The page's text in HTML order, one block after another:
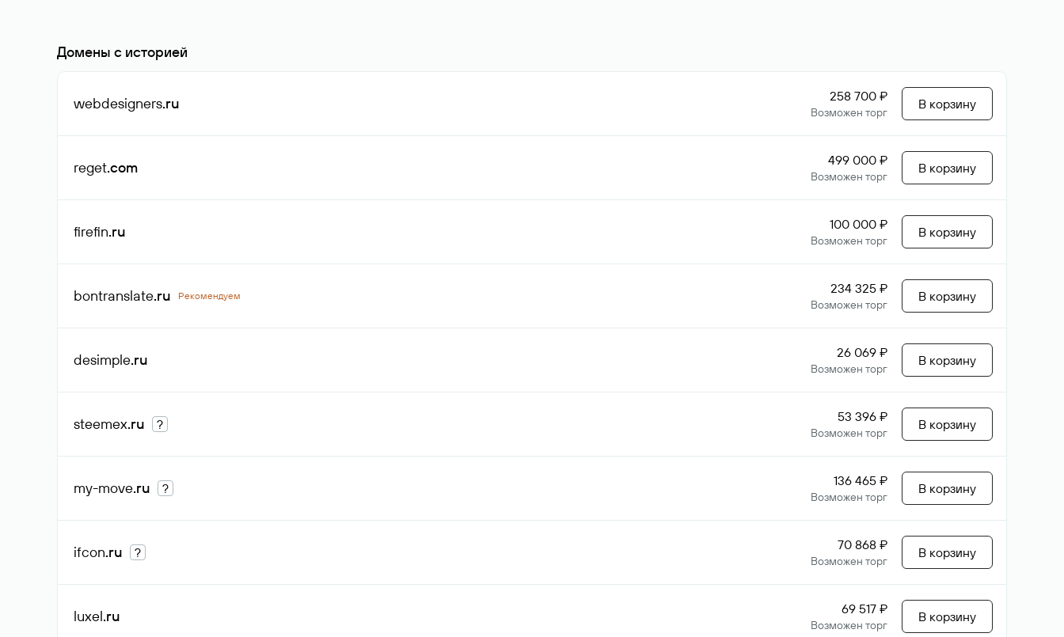
Домены с историей
webdesigners.ru 258 700 ₽
Возможен торг
В корзину
reget.com 499 000 ₽
Возможен торг
В корзину
firefin.ru 100 000 ₽
Возможен торг
В корзину
bontranslate.ru Рекомендуем 234 325 ₽
Возможен торг
В корзину
desimple.ru 26 069 ₽
Возможен торг
В корзину
steemex.ru ? 53 396 ₽
Возможен торг
В корзину
my-move.ru ? 136 465 ₽
Возможен торг
В корзину
ifcon.ru ? 70 868 ₽
Возможен торг
В корзину
luxel.ru 69 517 ₽
Возможен торг
В корзину